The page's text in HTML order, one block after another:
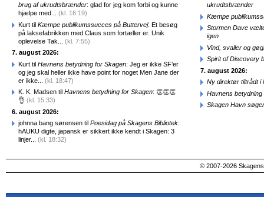
brug af ukrudtsbrænder: glad for jeg kom forbi og kunne
hjælpe med... (kl. 16:19)
Kurt til Kæmpe publikumssucces på Buttervej: Et besøg
på laksefabrikken med Claus som fortæller er. Unik
oplevelse Tak... (kl. 7:55)
7. august 2026:
Kurt til Havnens betydning for Skagen: Jeg er ikke SF’er
og jeg skal heller ikke have point for noget Men Jane der
er ikke... (kl. 18:47)
K. K. Madsen til Havnens betydning for Skagen: 👏👏👏
👌 (kl. 15:33)
6. august 2026:
johnna bang sørensen til Poesidag på Skagens Bibliotek:
hAUKU digte, japansk er sikkert ikke kendt i Skagen: 3
linjer... (kl. 18:32)
ukrudtsbrænder
Kæmpe
Stormen Dave
igen
Vind, svaller og
Spirit of Discovery
7. august 2026:
Ny direktør tiltrådt i
Havnens betydning
Skagen Havn
© 2007-2026